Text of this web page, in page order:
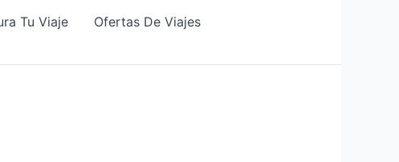
Tu Viaje
Ofertas De Viajes